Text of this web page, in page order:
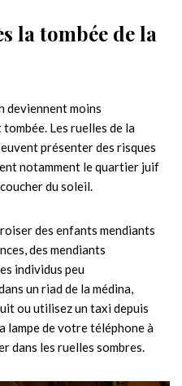
la tombée de la
deviennent moins
Les ruelles de la
présenter des risques
notamment le quartier juif
du soleil.
des enfants mendiants
des mendiants
individus peu
un riad de la médina,
ou utilisez un taxi depuis
lampe de votre téléphone à
dans les ruelles sombres.